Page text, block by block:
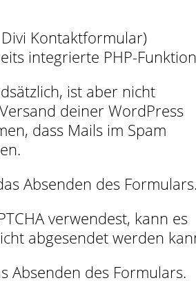
Kontaktformular)
integrierte PHP-
ist aber nicht
deiner WordPress
dass Mails im Spam
Absenden des
verwendest, kann es
abgesendet werden
Absenden des Formulars.